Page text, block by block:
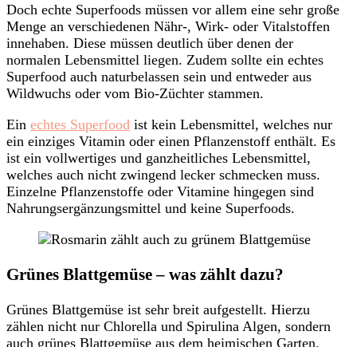
Doch echte Superfoods müssen vor allem eine sehr große
Menge an verschiedenen Nähr-, Wirk- oder Vitalstoffen
innehaben. Diese müssen deutlich über denen der
normalen Lebensmittel liegen. Zudem sollte ein echtes
Superfood auch naturbelassen sein und entweder aus
Wildwuchs oder vom Bio-Züchter stammen.
Ein echtes Superfood ist kein Lebensmittel, welches nur
ein einziges Vitamin oder einen Pflanzenstoff enthält. Es
ist ein vollwertiges und ganzheitliches Lebensmittel,
welches auch nicht zwingend lecker schmecken muss.
Einzelne Pflanzenstoffe oder Vitamine hingegen sind
Nahrungsergänzungsmittel und keine Superfoods.
Grünes Blattgemüse – was zählt dazu?
Grünes Blattgemüse ist sehr breit aufgestellt. Hierzu
zählen nicht nur Chlorella und Spirulina Algen, sondern
auch grünes Blattgemüse aus dem heimischen Garten.